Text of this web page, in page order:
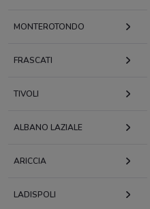
MONTEROTONDO
FRASCATI
TIVOLI
ALBANO LAZIALE
ARICCIA
LADISPOLI